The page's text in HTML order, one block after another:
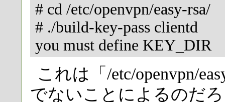
# cd /etc/openvpn/easy-rsa/
# ./build-key-pass clientd
you must define KEY_DIR
これは「/etc/openvpn/
でないことによるのだろ